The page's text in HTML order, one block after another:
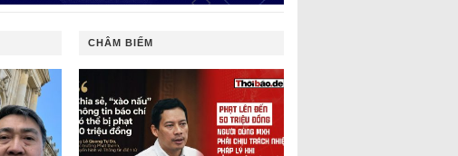
CHÂM BIẾM